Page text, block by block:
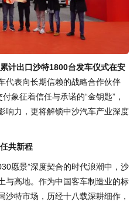
计出口沙特1800台发车仪式在安
代表向长期信赖的战略合作伙伴
象征着信任与承诺的“金钥匙”，
响力，更将解锁中沙汽车产业深度
共新程
愿景”深度契合的时代浪潮中，沙
与高地。作为中国客车制造业的标
特市场，历经十八载深耕细作，